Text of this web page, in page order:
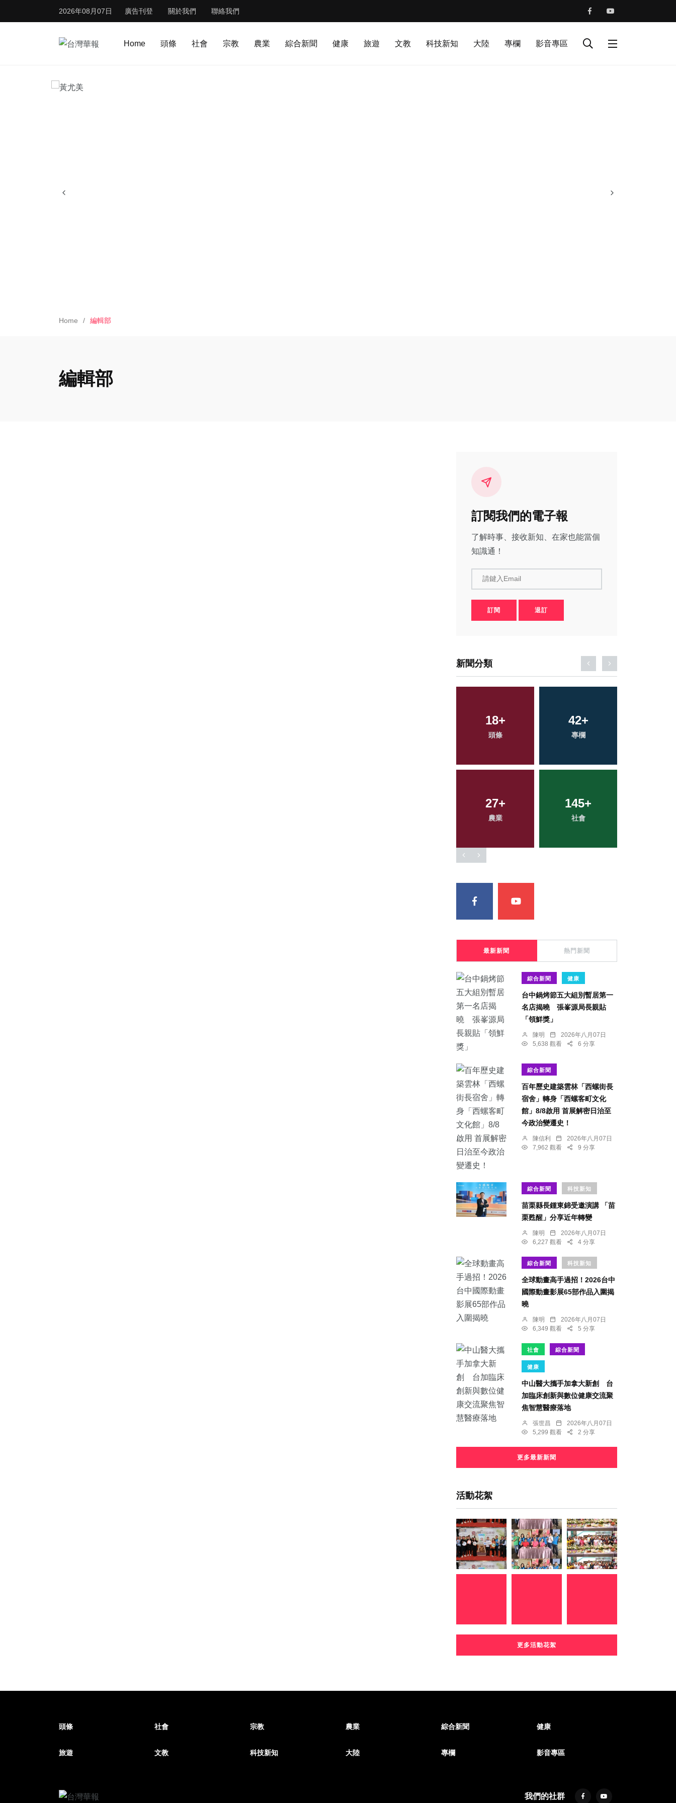
2026年08月07日 廣告刊登 關於我們 聯絡我們
Home 頭條 社會 宗教 農業 綜合新聞 健康 旅遊 文教 科技新知 大陸 專欄 影音專區
Home 編輯部
編輯部
訂閱我們的電子報
了解時事、接收新知、在家也能當個
知識通！
請鍵入Email
訂閱 退訂
新聞分類
18+
頭條
42+
專欄
27+
農業
145+
社會
261+
綜合新聞
24+
宗教
0+
大陸
12+
科技新知
最新新聞 熱門新聞
綜合新聞 健康
台中鍋烤節五大組別暫居第一
名店揭曉 張峯源局長親貼
「領鮮獎」
陳明
2026年八月07日
5,638 觀看
6 分享
綜合新聞
百年歷史建築雲林「西螺街長
宿舍」轉身「西螺客町文化
館」8/8啟用 首展解密日治至
今政治變遷史！
陳信利
2026年八月07日
7,962 觀看
9 分享
綜合新聞 科技新知
苗栗縣長鍾東錦受邀演講 「苗
栗甦醒」分享近年轉變
陳明
2026年八月07日
6,227 觀看
4 分享
綜合新聞 科技新知
全球動畫高手過招！2026台中
國際動畫影展65部作品入圍揭
曉
陳明
2026年八月07日
6,349 觀看
5 分享
社會 綜合新聞
健康
中山醫大攜手加拿大新創 台
加臨床創新與數位健康交流聚
焦智慧醫療落地
張世昌
2026年八月07日
5,299 觀看
2 分享
更多最新新聞
活動花絮
更多活動花絮
頭條 社會 宗教 農業 綜合新聞 健康
旅遊 文教 科技新知 大陸 專欄 影音專區
我們的社群